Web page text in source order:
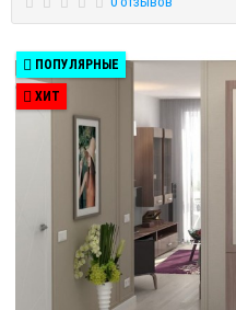
ПОПУЛЯРНЫЕ
ХИТ